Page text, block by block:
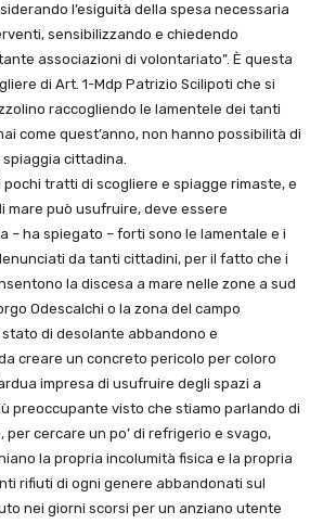
l’esiguità della spesa necessaria
sensibilizzando e chiedendo
associazioni di volontariato”. È questa
di Art. 1-Mdp Patrizio Scilipoti che si
raccogliendo le lamentele dei tanti
come quest’anno, non hanno possibilità di
cittadina.
pochi tratti di scogliere e spiagge rimaste, e
mare può usufruire, deve essere
– ha spiegato – forti sono le lamentale e i
da tanti cittadini, per il fatto che i
la discesa a mare nelle zone a sud
Odescalchi o la zona del campo
di desolante abbandono e
creare un concreto pericolo per coloro
impresa di usufruire degli spazi a
preoccupante visto che stiamo parlando di
per cercare un po’ di refrigerio e svago,
la propria incolumità fisica e la propria
rifiuti di ogni genere abbandonati sul
nei giorni scorsi per un anziano utente